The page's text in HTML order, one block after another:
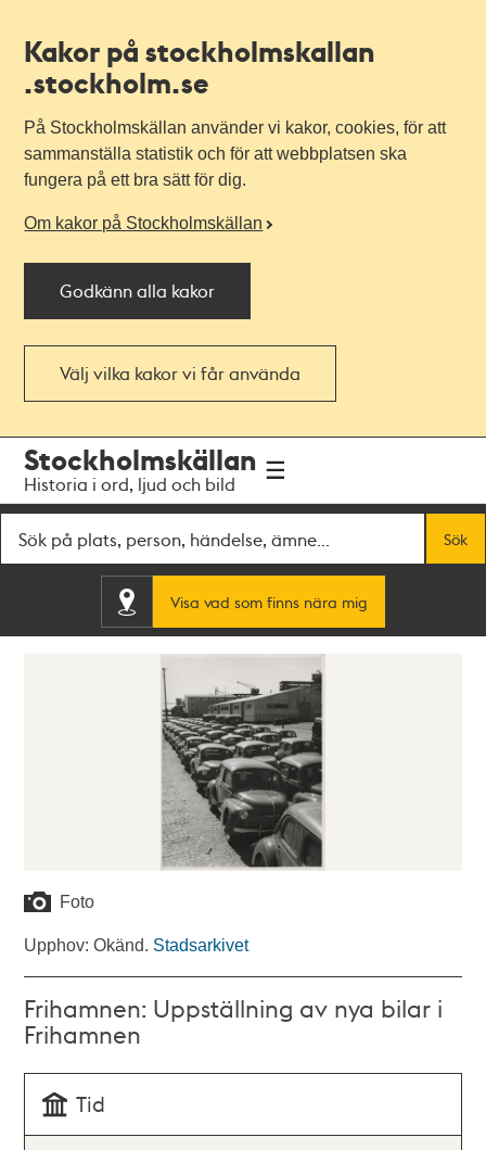
Kakor på stockholmskallan
.stockholm.se
På Stockholmskällan använder vi kakor, cookies, för att
sammanställa statistik och för att webbplatsen ska
fungera på ett bra sätt för dig.
Om kakor på Stockholmskällan
Godkänn alla kakor
Välj vilka kakor vi får använda
navigationen
huvudinnehållet
Stockholmskällan
Historia i ord, ljud och bild
Sök
Visa vad som finns nära mig
Foto
Upphov: Okänd. Stadsarkivet
Frihamnen: Uppställning av nya bilar i
Frihamnen
Tid